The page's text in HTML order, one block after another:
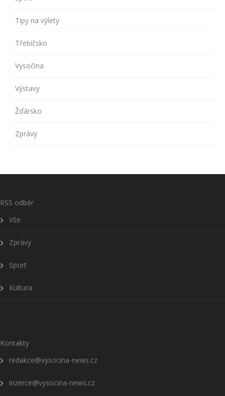
Tipy na výlety
Třebíčsko
Vysočina
Výstavy
Žďársko
Zprávy
RSS odběr
Vše
Zprávy
Sport
Kultura
Kontakty
redakce@vysocina-news.cz
inzerce@vysocina-news.cz